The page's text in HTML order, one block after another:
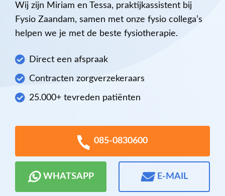
Wij zijn Miriam en Tessa, praktijkassistent bij
Fysio Zaandam, samen met onze fysio collega’s
helpen we je met de beste fysiotherapie.
Direct een afspraak
Contracten zorgverzekeraars
25.000+ tevreden patiënten
085-0830600
WHATSAPP E-MAIL